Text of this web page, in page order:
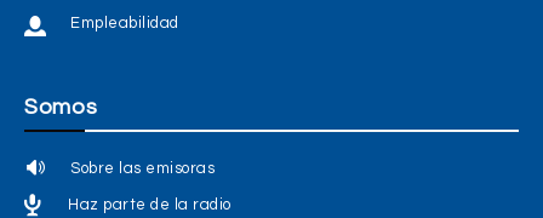
Empleabilidad
Somos
Sobre las emisoras
Haz parte de la radio